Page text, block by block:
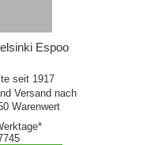
Espoo
seit 1917
Versand nach
Warenwert